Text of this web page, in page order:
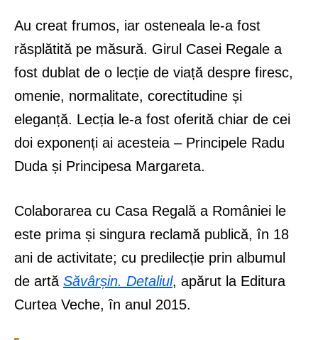
Au creat frumos, iar osteneala le-a fost
răsplătită pe măsură. Girul Casei Regale a
fost dublat de o lecție de viață despre firesc,
omenie, normalitate, corectitudine și
eleganță. Lecția le-a fost oferită chiar de cei
doi exponenți ai acesteia – Principele Radu
Duda și Principesa Margareta.
Colaborarea cu Casa Regală a României le
este prima și singura reclamă publică, în 18
ani de activitate; cu predilecție prin albumul
de artă Săvârșin. Detaliul, apărut la Editura
Curtea Veche, în anul 2015.